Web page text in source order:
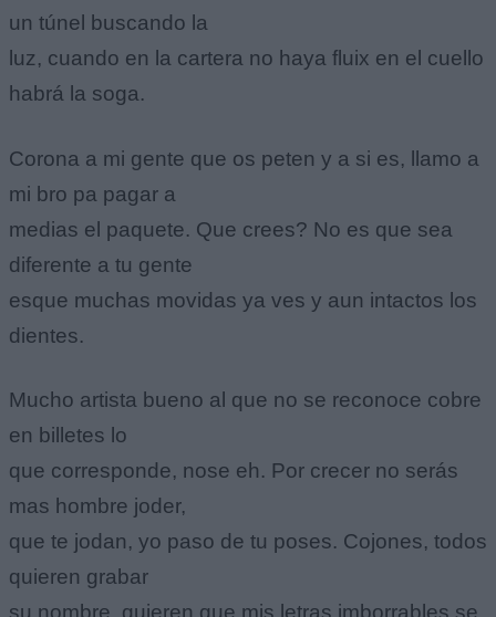
un túnel buscando la
luz, cuando en la cartera no haya fluix en el cuello
habrá la soga.
Corona a mi gente que os peten y a si es, llamo a
mi bro pa pagar a
medias el paquete. Que crees? No es que sea
diferente a tu gente
esque muchas movidas ya ves y aun intactos los
dientes.
Mucho artista bueno al que no se reconoce cobre
en billetes lo
que corresponde, nose eh. Por crecer no serás
mas hombre joder,
que te jodan, yo paso de tu poses. Cojones, todos
quieren grabar
su nombre, quieren que mis letras imborrables se